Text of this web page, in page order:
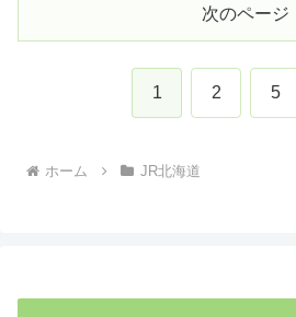
次のページ
1 2 5
ホーム JR北海道